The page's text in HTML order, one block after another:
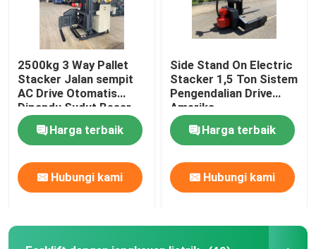
2500kg 3 Way Pallet
Stacker Jalan sempit
AC Drive Otomatis
Dipandu Sudut Besar
Harga terbaik
Hubungi kami
Side Stand On Electric
Stacker 1,5 Ton Sistem
Pengendalian Drive
Amerika
Harga terbaik
Hubungi kami